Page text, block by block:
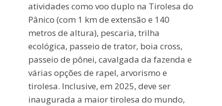
atividades como voo duplo na Tirolesa do
Pânico (com 1 km de extensão e 140
metros de altura), pescaria, trilha
ecológica, passeio de trator, boia cross,
passeio de pônei, cavalgada da fazenda e
várias opções de rapel, arvorismo e
tirolesa. Inclusive, em 2025, deve ser
inaugurada a maior tirolesa do mundo,